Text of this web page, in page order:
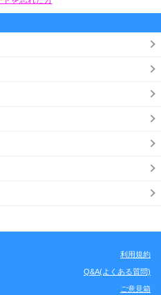
利用規約
Q&A(よくある質問)
ご意見箱